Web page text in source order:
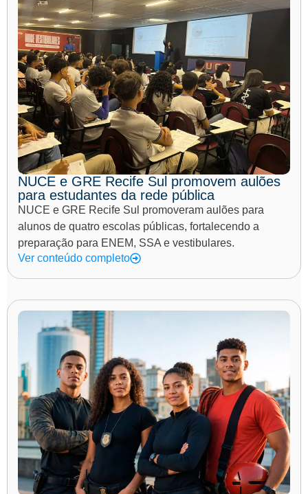
NUCE e GRE Recife Sul promovem aulões
para estudantes da rede pública
NUCE e GRE Recife Sul promoveram aulões para
alunos de quatro escolas públicas, fortalecendo a
preparação para ENEM, SSA e vestibulares.
Ver conteúdo completo